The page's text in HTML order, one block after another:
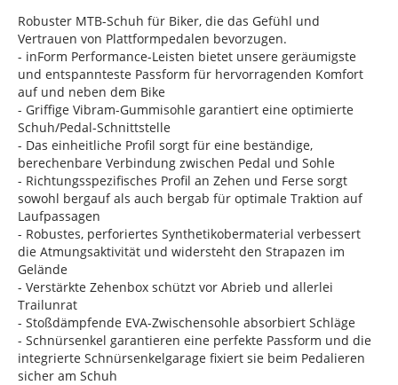
Robuster MTB-Schuh für Biker, die das Gefühl und
Vertrauen von Plattformpedalen bevorzugen.
- inForm Performance-Leisten bietet unsere geräumigste
und entspannteste Passform für hervorragenden Komfort
auf und neben dem Bike
- Griffige Vibram-Gummisohle garantiert eine optimierte
Schuh/Pedal-Schnittstelle
- Das einheitliche Profil sorgt für eine beständige,
berechenbare Verbindung zwischen Pedal und Sohle
- Richtungsspezifisches Profil an Zehen und Ferse sorgt
sowohl bergauf als auch bergab für optimale Traktion auf
Laufpassagen
- Robustes, perforiertes Synthetikobermaterial verbessert
die Atmungsaktivität und widersteht den Strapazen im
Gelände
- Verstärkte Zehenbox schützt vor Abrieb und allerlei
Trailunrat
- Stoßdämpfende EVA-Zwischensohle absorbiert Schläge
- Schnürsenkel garantieren eine perfekte Passform und die
integrierte Schnürsenkelgarage fixiert sie beim Pedalieren
sicher am Schuh